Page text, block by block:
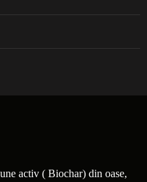
activ ( Biochar) din oase,